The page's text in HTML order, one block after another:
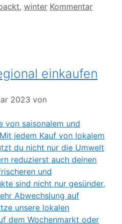
, winter Kommentar
einkaufen
2023 von